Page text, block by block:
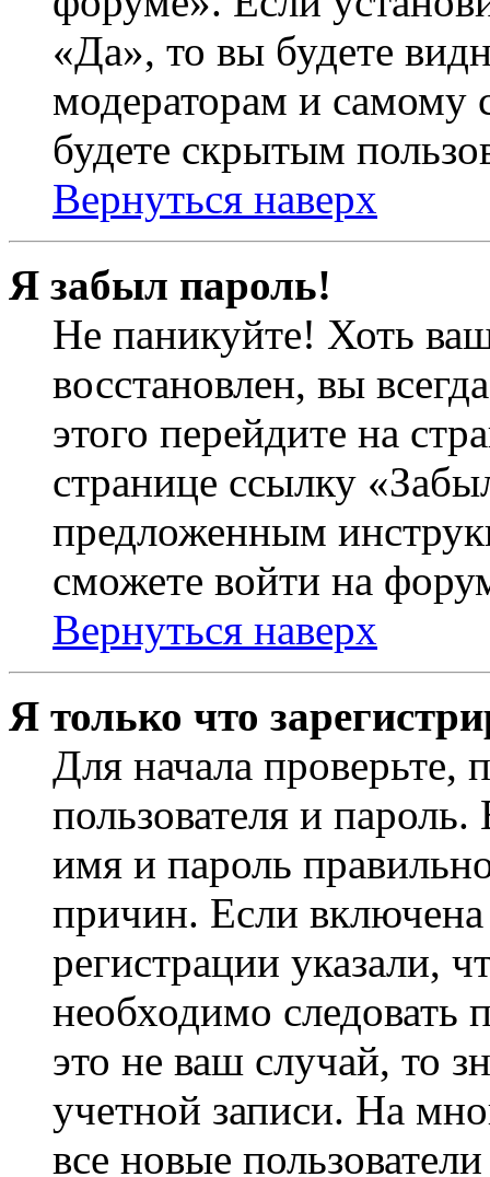
«Да», то вы будете
модераторам и самому
будете скрытым
Вернуться наверх
Я забыл пароль!
Не паникуйте! Хоть
восстановлен, вы
этого перейдите на
странице ссылку
предложенным
сможете войти на
Вернуться наверх
Я только что
Для начала проверьте,
пользователя и
имя и пароль
причин. Если
регистрации указали,
необходимо
это не ваш случай, то
учетной записи. На
все новые